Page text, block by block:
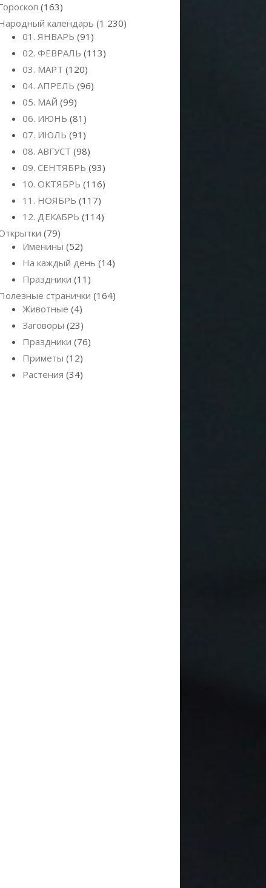
(163)
календарь (1 230)
01. ЯНВАРЬ (91)
02. ФЕВРАЛЬ (113)
03. МАРТ (120)
04. АПРЕЛЬ (96)
05. МАЙ (99)
06. ИЮНЬ (81)
07. ИЮЛЬ (91)
08. АВГУСТ (98)
09. СЕНТЯБРЬ (93)
10. ОКТЯБРЬ (116)
11. НОЯБРЬ (117)
12. ДЕКАБРЬ (114)
(79)
Именины (52)
На каждый день (14)
Праздники (11)
странички (164)
Животные (4)
Заговоры (23)
Праздники (76)
Приметы (12)
Растения (34)